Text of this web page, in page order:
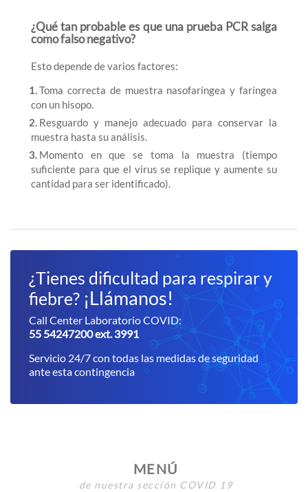
¿Qué tan probable es que una prueba PCR salga
como falso negativo?
Esto depende de varios factores:
1.Toma correcta de muestra nasofaríngea y faríngea
con un hisopo.
2. Resguardo y manejo adecuado para conservar la
muestra hasta su análisis.
3. Momento en que se toma la muestra (tiempo
suficiente para que el virus se replique y aumente su
cantidad para ser identificado).
¿Tienes dificultad para respirar y
fiebre? ¡Llámanos!
Call Center Laboratorio COVID:
55 54247200 ext. 3991
Servicio 24/7 con todas las medidas de seguridad
ante esta contingencia
MENÚ
de nuestra sección COVID 19